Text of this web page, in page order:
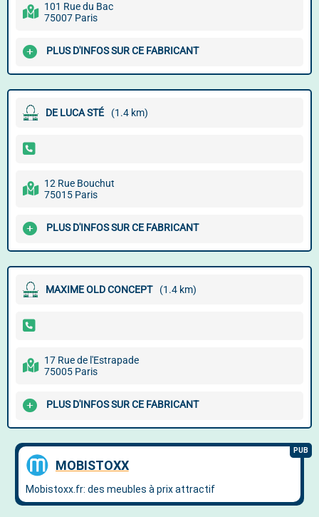
101 Rue du Bac
75007 Paris
PLUS D'INFOS SUR CE FABRICANT
DE LUCA STÉ (1.4 km)
12 Rue Bouchut
75015 Paris
PLUS D'INFOS SUR CE FABRICANT
MAXIME OLD CONCEPT (1.4 km)
17 Rue de l'Estrapade
75005 Paris
PLUS D'INFOS SUR CE FABRICANT